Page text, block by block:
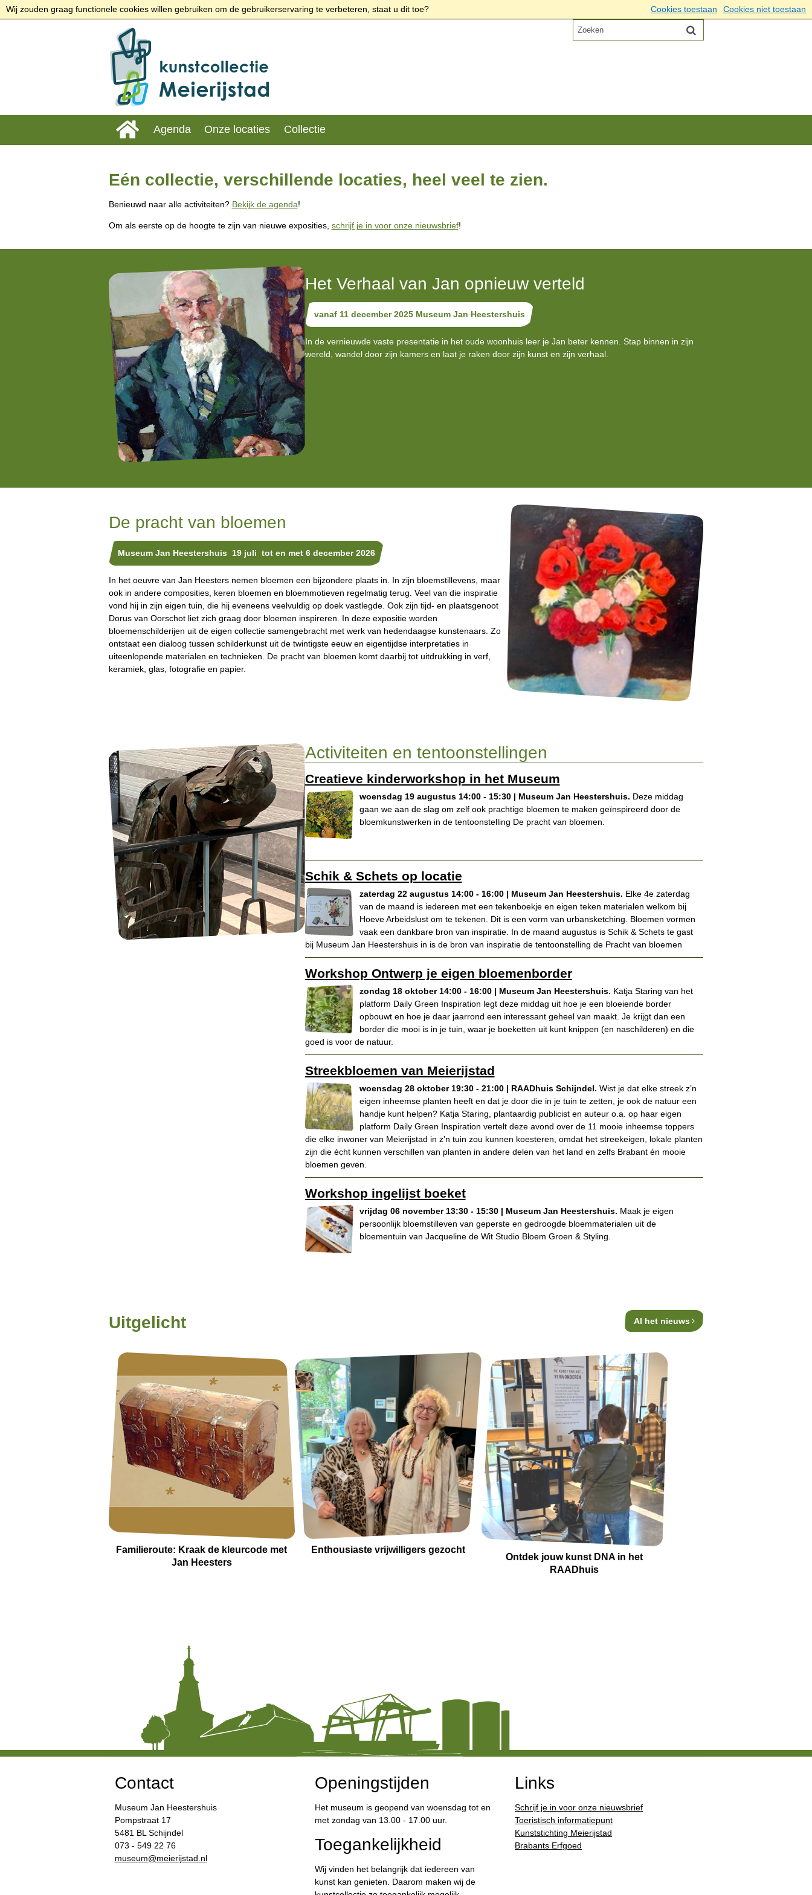
Wij zouden graag functionele cookies willen gebruiken om de gebruikerservaring te verbeteren, staat u dit toe? Cookies toestaan Cookies niet toestaan
Agenda Onze locaties Collectie
Eén collectie, verschillende locaties, heel veel te zien.
Benieuwd naar alle activiteiten? Bekijk de agenda!
Om als eerste op de hoogte te zijn van nieuwe exposities, schrijf je in voor onze nieuwsbrief!
Het Verhaal van Jan opnieuw verteld
vanaf 11 december 2025 Museum Jan Heestershuis
In de vernieuwde vaste presentatie in het oude woonhuis leer je Jan beter kennen. Stap binnen in zijn
wereld, wandel door zijn kamers en laat je raken door zijn kunst en zijn verhaal.
De pracht van bloemen
Museum Jan Heestershuis 19 juli tot en met 6 december 2026
In het oeuvre van Jan Heesters nemen bloemen een bijzondere plaats in. In zijn bloemstillevens, maar
ook in andere composities, keren bloemen en bloemmotieven regelmatig terug. Veel van die inspiratie
vond hij in zijn eigen tuin, die hij eveneens veelvuldig op doek vastlegde. Ook zijn tijd- en plaatsgenoot
Dorus van Oorschot liet zich graag door bloemen inspireren. In deze expositie worden
bloemenschilderijen uit de eigen collectie samengebracht met werk van hedendaagse kunstenaars. Zo
ontstaat een dialoog tussen schilderkunst uit de twintigste eeuw en eigentijdse interpretaties in
uiteenlopende materialen en technieken. De pracht van bloemen komt daarbij tot uitdrukking in verf,
keramiek, glas, fotografie en papier.
Activiteiten en tentoonstellingen
Creatieve kinderworkshop in het Museum
woensdag 19 augustus 14:00 - 15:30 | Museum Jan Heestershuis. Deze middag
gaan we aan de slag om zelf ook prachtige bloemen te maken geïnspireerd door de
bloemkunstwerken in de tentoonstelling De pracht van bloemen.
Schik & Schets op locatie
zaterdag 22 augustus 14:00 - 16:00 | Museum Jan Heestershuis. Elke 4e zaterdag
van de maand is iedereen met een tekenboekje en eigen teken materialen welkom bij
Hoeve Arbeidslust om te tekenen. Dit is een vorm van urbansketching. Bloemen vormen
vaak een dankbare bron van inspiratie. In de maand augustus is Schik & Schets te gast
bij Museum Jan Heestershuis in is de bron van inspiratie de tentoonstelling de Pracht van bloemen
Workshop Ontwerp je eigen bloemenborder
zondag 18 oktober 14:00 - 16:00 | Museum Jan Heestershuis. Katja Staring van het
platform Daily Green Inspiration legt deze middag uit hoe je een bloeiende border
opbouwt en hoe je daar jaarrond een interessant geheel van maakt. Je krijgt dan een
border die mooi is in je tuin, waar je boeketten uit kunt knippen (en naschilderen) en die
goed is voor de natuur.
Streekbloemen van Meierijstad
woensdag 28 oktober 19:30 - 21:00 | RAADhuis Schijndel. Wist je dat elke streek z’n
eigen inheemse planten heeft en dat je door die in je tuin te zetten, je ook de natuur een
handje kunt helpen? Katja Staring, plantaardig publicist en auteur o.a. op haar eigen
platform Daily Green Inspiration vertelt deze avond over de 11 mooie inheemse toppers
die elke inwoner van Meierijstad in z’n tuin zou kunnen koesteren, omdat het streekeigen, lokale planten
zijn die écht kunnen verschillen van planten in andere delen van het land en zelfs Brabant én mooie
bloemen geven.
Workshop ingelijst boeket
vrijdag 06 november 13:30 - 15:30 | Museum Jan Heestershuis. Maak je eigen
persoonlijk bloemstilleven van geperste en gedroogde bloemmaterialen uit de
bloementuin van Jacqueline de Wit Studio Bloem Groen & Styling.
Uitgelicht Al het nieuws
Familieroute: Kraak de kleurcode met
Jan Heesters
Enthousiaste vrijwilligers gezocht
Ontdek jouw kunst DNA in het
RAADhuis
Contact
Museum Jan Heestershuis
Pompstraat 17
5481 BL Schijndel
073 - 549 22 76
​museum@meierijstad.nl
Openingstijden
Het museum is geopend van woensdag tot en
met zondag van 13.00 - 17.00 uur.
Toegankelijkheid
Wij vinden het belangrijk dat iedereen van
kunst kan genieten. Daarom maken wij de
Links
Schrijf je in voor onze nieuwsbrief
Toeristisch informatiepunt
Kunststichting Meierijstad
Brabants Erfgoed